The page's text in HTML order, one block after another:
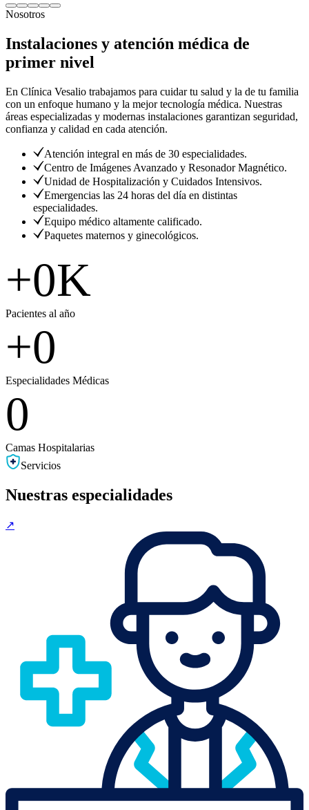
Nosotros
Instalaciones y atención médica de
primer nivel
En Clínica Vesalio trabajamos para cuidar tu salud y la de tu familia
con un enfoque humano y la mejor tecnología médica. Nuestras
áreas especializadas y modernas instalaciones garantizan seguridad,
confianza y calidad en cada atención.
Atención integral en más de 30 especialidades.
Centro de Imágenes Avanzado y Resonador Magnético.
Unidad de Hospitalización y Cuidados Intensivos.
Emergencias las 24 horas del día en distintas
especialidades.
Equipo médico altamente calificado.
Paquetes maternos y ginecológicos.
+0K
Pacientes al año
+0
Especialidades Médicas
0
Camas Hospitalarias
Servicios
Nuestras especialidades
↗